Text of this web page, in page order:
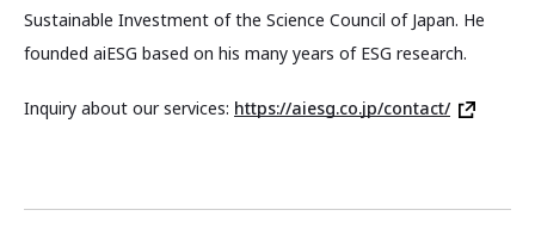
Sustainable Investment of the Science Council of Japan. He
founded aiESG based on his many years of ESG research.
Inquiry about our services: https://aiesg.co.jp/contact/